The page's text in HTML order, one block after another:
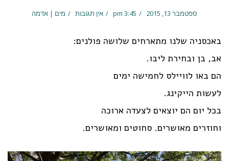
ספטמבר 13, 2015 3:45 pm אין תגובות מים | אדמה
באכסניה שלנו מתארחים שלושה פולנים:
אב, בן ובחירת ליבו.
הם באו לוויילס לחמישה ימים
לעשות הייקינג.
בכל יום הם יוצאים לצעדה ארוכה
וחוזרים מאושרים. סחוטים ומאושרים.